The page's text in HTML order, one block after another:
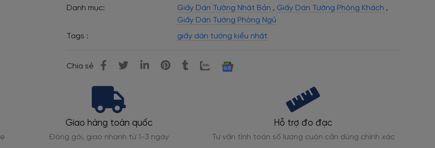
Danh mục: Giấy Dán Tường Nhật Bản , Giấy Dán Tường Phòng Khách ,
Giấy Dán Tường Phòng Ngủ
Tags :
giấy dán tường kiểu nhật
Chia sẻ
Hỗ trợ đo đạc
Tư vấn tính toán số lượng cuộn cần dùng chính xác
Bảo hành thi công
Cam kết bảo hành dán tường trong 12 tháng